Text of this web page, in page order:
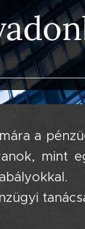
a
mint